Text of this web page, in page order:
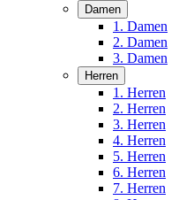
Damen
1. Damen
2. Damen
3. Damen
Herren
1. Herren
2. Herren
3. Herren
4. Herren
5. Herren
6. Herren
7. Herren